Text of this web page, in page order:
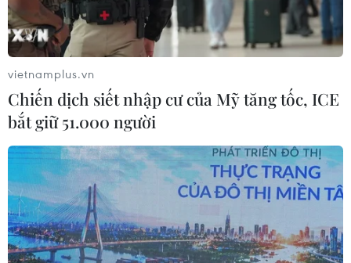
phối hợp hành động.
vietnamplus.vn
Chiến dịch siết nhập cư của Mỹ tăng tốc, ICE
bắt giữ 51.000 người